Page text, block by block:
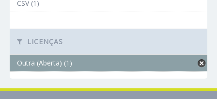
CSV (1)
LICENÇAS
Outra (Aberta) (1)